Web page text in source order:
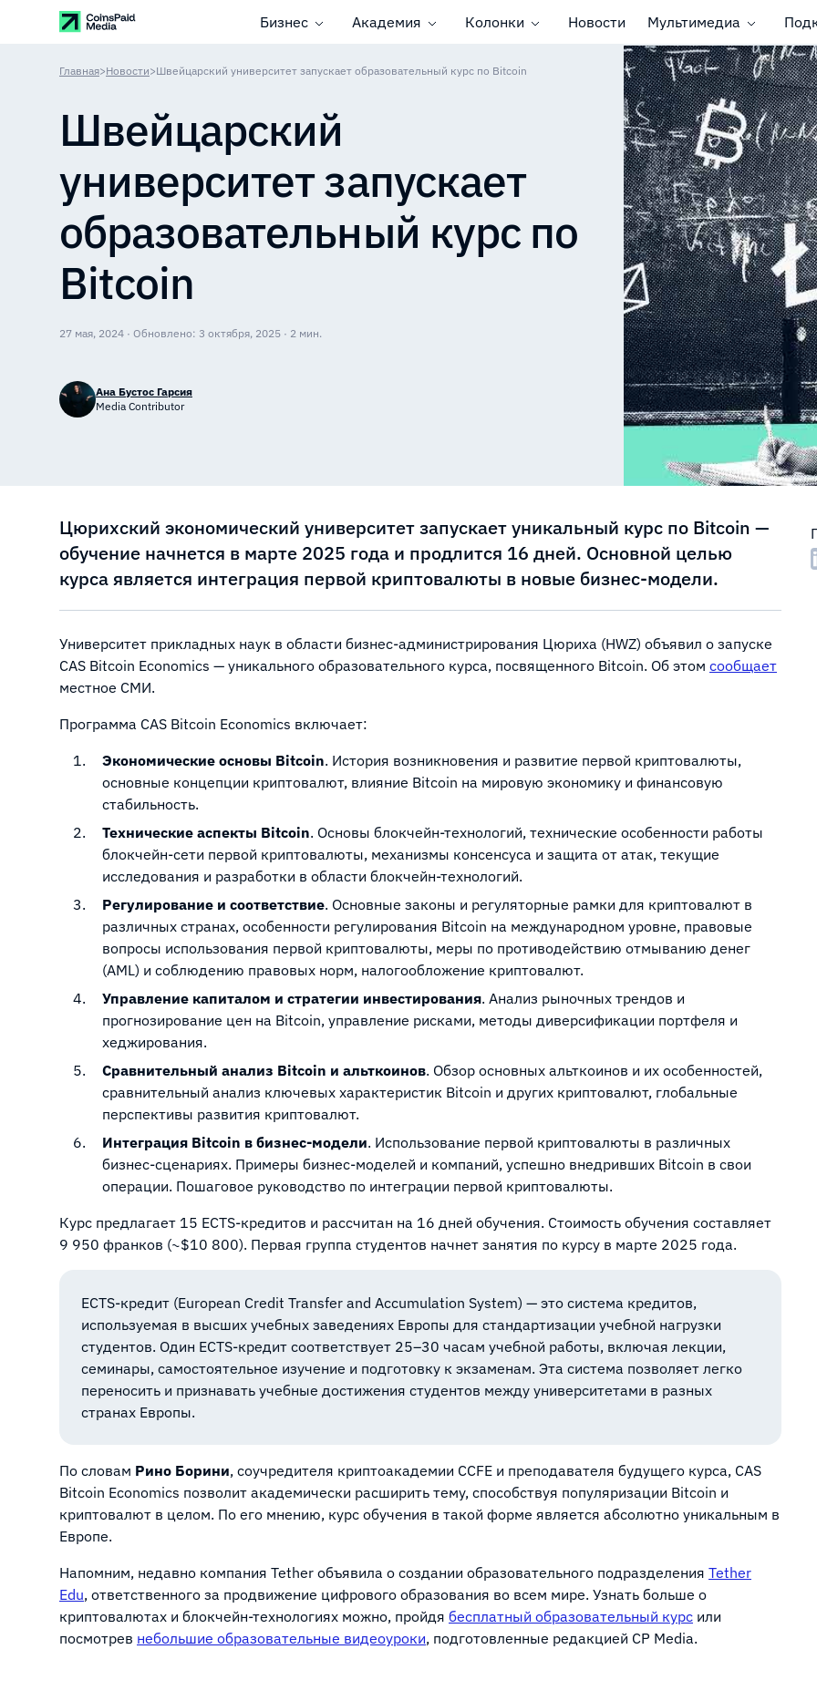
Бизнес Академия Колонки Новости Мультимедиа
Главная>Новости>Швейцарский университет запускает образовательный курс по Bitcoin
Швейцарский
университет запускает
образовательный курс по
Bitcoin
27 мая, 2024 · Обновлено: 3 октября, 2025 · 2 мин.
Ана Бустос Гарсия
Media Contributor
Цюрихский экономический университет запускает уникальный курс по Bitcoin —
обучение начнется в марте 2025 года и продлится 16 дней. Основной целью
курса является интеграция первой криптовалюты в новые бизнес-модели.
Университет прикладных наук в области бизнес-администрирования Цюриха (HWZ) объявил о запуске
CAS Bitcoin Economics — уникального образовательного курса, посвященного Bitcoin. Об этом сообщает
местное СМИ.
Программа CAS Bitcoin Economics включает:
Экономические основы Bitcoin. История возникновения и развитие первой криптовалюты,
основные концепции криптовалют, влияние Bitcoin на мировую экономику и финансовую
стабильность.
Технические аспекты Bitcoin. Основы блокчейн-технологий, технические особенности работы
блокчейн-сети первой криптовалюты, механизмы консенсуса и защита от атак, текущие
исследования и разработки в области блокчейн-технологий.
Регулирование и соответствие. Основные законы и регуляторные рамки для криптовалют в
различных странах, особенности регулирования Bitcoin на международном уровне, правовые
вопросы использования первой криптовалюты, меры по противодействию отмыванию денег
(AML) и соблюдению правовых норм, налогообложение криптовалют.
Управление капиталом и стратегии инвестирования. Анализ рыночных трендов и
прогнозирование цен на Bitcoin, управление рисками, методы диверсификации портфеля и
хеджирования.
Сравнительный анализ Bitcoin и альткоинов. Обзор основных альткоинов и их особенностей,
сравнительный анализ ключевых характеристик Bitcoin и других криптовалют, глобальные
перспективы развития криптовалют.
Интеграция Bitcoin в бизнес-модели. Использование первой криптовалюты в различных
бизнес-сценариях. Примеры бизнес-моделей и компаний, успешно внедривших Bitcoin в свои
операции. Пошаговое руководство по интеграции первой криптовалюты.
Курс предлагает 15 ECTS-кредитов и рассчитан на 16 дней обучения. Стоимость обучения составляет
9 950 франков (~$10 800). Первая группа студентов начнет занятия по курсу в марте 2025 года.
ECTS-кредит (European Credit Transfer and Accumulation System) — это система кредитов,
используемая в высших учебных заведениях Европы для стандартизации учебной нагрузки
студентов. Один ECTS-кредит соответствует 25–30 часам учебной работы, включая лекции,
семинары, самостоятельное изучение и подготовку к экзаменам. Эта система позволяет легко
переносить и признавать учебные достижения студентов между университетами в разных
странах Европы.
По словам Рино Борини, соучредителя криптоакадемии CCFE и преподавателя будущего курса, CAS
Bitcoin Economics позволит академически расширить тему, способствуя популяризации Bitcoin и
криптовалют в целом. По его мнению, курс обучения в такой форме является абсолютно уникальным в
Европе.
Напомним, недавно компания Tether объявила о создании образовательного подразделения Tether
Edu, ответственного за продвижение цифрового образования во всем мире. Узнать больше о
криптовалютах и блокчейн-технологиях можно, пройдя бесплатный образовательный курс или
посмотрев небольшие образовательные видеоуроки, подготовленные редакцией CP Media.